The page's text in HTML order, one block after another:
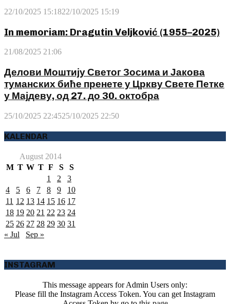
22/10/2025 15:1822/10/2025 15:19
In memoriam: Dragutin Veljković (1955–2025)
21/08/2025 21:06
Делови Моштију Светог Зосима и Јакова
туманских биће пренете у Цркву Свете Петке
у Мајдеву, од 27. до 30. октобра
25/10/2025 22:4525/10/2025 22:50
KALENDAR
August 2014
M T W T F S
S
1
2
3
4
5 6 7 8 9
10
11 12 13 14 15 16 17
18 19 20 21 22 23 24
25 26 27 28 29 30 31
« Jul
Sep »
INSTAGRAM
This message appears for Admin Users only:
Please fill the Instagram Access Token. You can get Instagram